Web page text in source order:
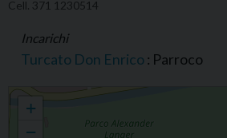
Cell. 371 1230514
Incarichi
Turcato Don Enrico : Parroco
Parrocchia di S. Antonio di Padova, Unità
Rovigo
+
−